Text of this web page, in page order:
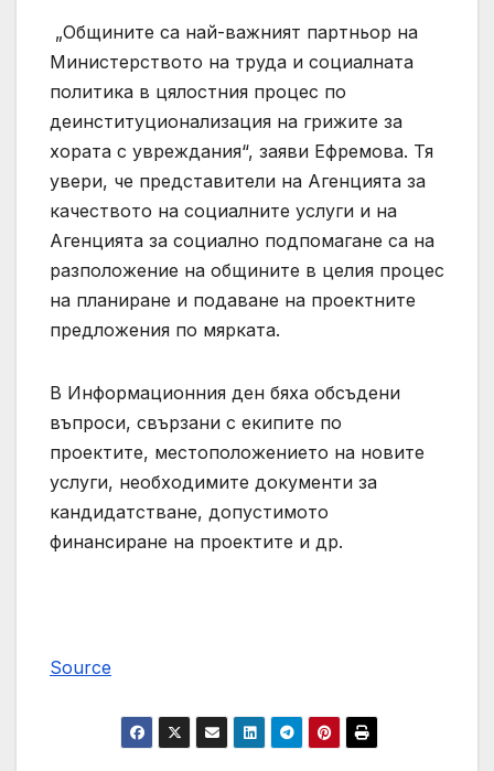
„Общините са най-важният партньор на
Министерството на труда и социалната
политика в цялостния процес по
деинституционализация на грижите за
хората с увреждания“, заяви Ефремова. Тя
увери, че представители на Агенцията за
качеството на социалните услуги и на
Агенцията за социално подпомагане са на
разположение на общините в целия процес
на планиране и подаване на проектните
предложения по мярката.
В Информационния ден бяха обсъдени
въпроси, свързани с екипите по
проектите, местоположението на новите
услуги, необходимите документи за
кандидатстване, допустимото
финансиране на проектите и др.
Source